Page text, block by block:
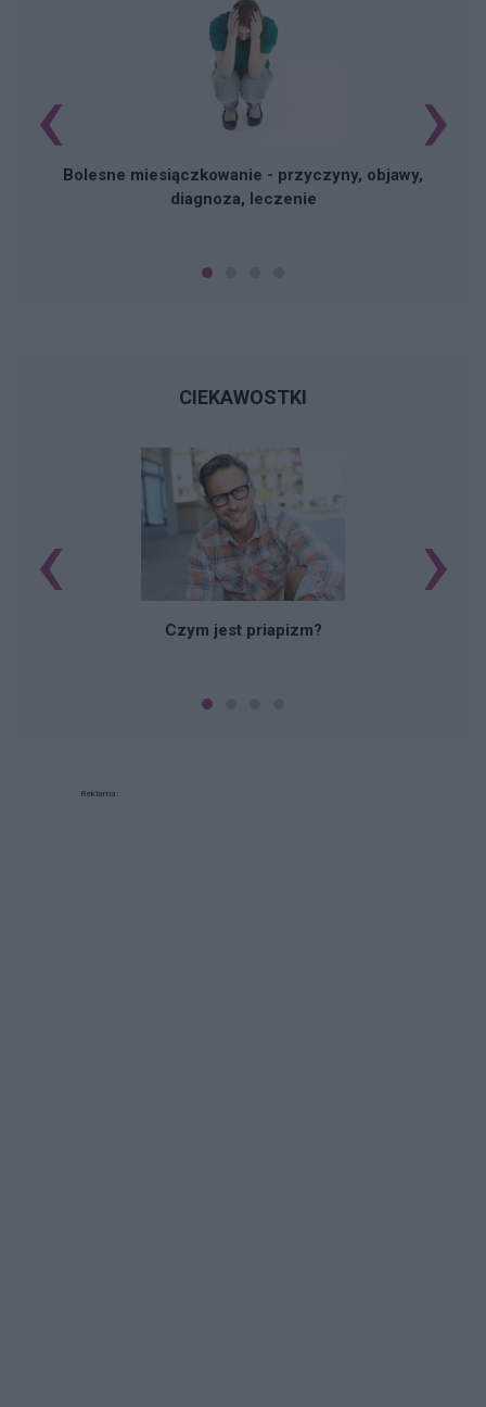
Bolesne miesiączkowanie - przyczyny, objawy,
diagnoza, leczenie
‹ ›
CIEKAWOSTKI
Czym jest priapizm?
‹ ›
Reklama: